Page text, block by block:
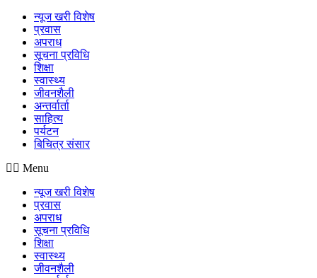
न्यूज खरी विशेष
प्रवास
अपराध
सूचना प्रविधि
शिक्षा
स्वास्थ्य
जीवनशैली
अन्तर्वार्ता
साहित्य
पर्यटन
बिचित्र संसार
Menu
न्यूज खरी विशेष
प्रवास
अपराध
सूचना प्रविधि
शिक्षा
स्वास्थ्य
जीवनशैली